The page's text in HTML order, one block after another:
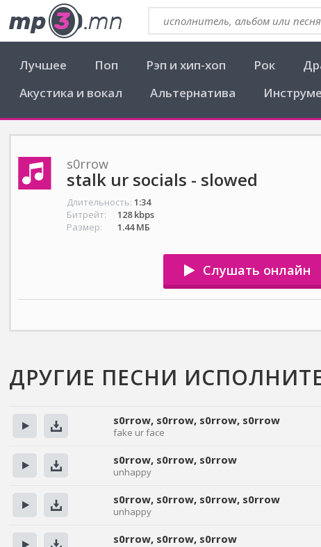
Лучшее Поп Рэп и хип-хоп Рок
Акустика и вокал
Альтернатива
s0rrow
stalk ur socials - slowed
Длительность: 1:34
Битрейт:
128 kbps
Размер:
1.44 МБ
Слушать онлайн
ДРУГИЕ ПЕСНИ
s0rrow, s0rrow, s0rrow, s0rrow
fake ur face
s0rrow, s0rrow, s0rrow
unhappy
s0rrow, s0rrow, s0rrow, s0rrow
unhappy
s0rrow, s0rrow, s0rrow